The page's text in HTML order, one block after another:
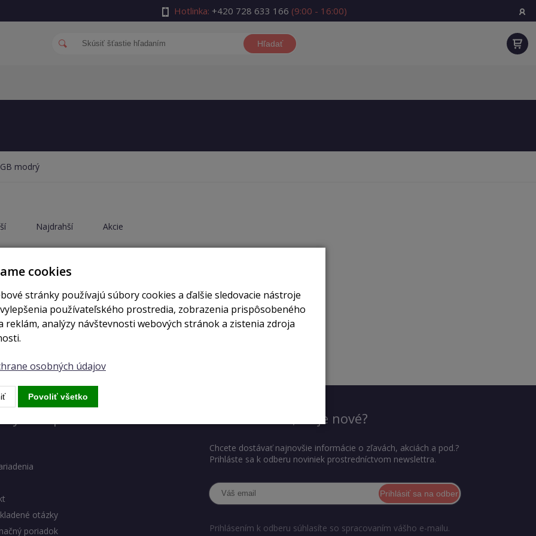
Hotlinka: +420 728 633 166 (9:00 - 16:00)
Hľadať
modrý
Najdrahší Akcie
128 GB ×
otázky
poriadok
Chcete vedieť, čo je nové?
Chcete dostávať najnovšie informácie o zľavách, akciách a pod.?
Prihláste sa k odberu noviniek prostredníctvom newslettra.
Prihlásiť sa na odber
Prihlásením k odberu súhlasíte so spracovaním vášho e-mailu.
cookies
stránky používajú súbory cookies a ďalšie sledovacie nástroje
používateľského prostredia, zobrazenia prispôsobeného
reklám, analýzy návštevnosti webových stránok a zistenia zdroja
osobných údajov
Povoliť všetko